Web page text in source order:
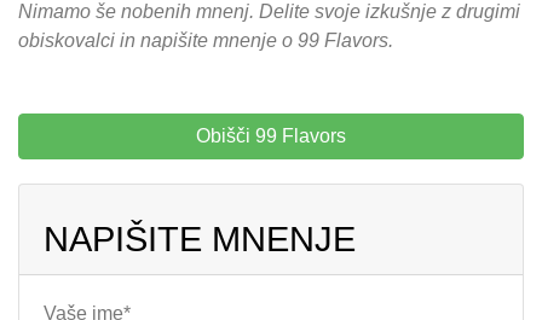
Nimamo še nobenih mnenj. Delite svoje izkušnje z drugimi
obiskovalci in napišite mnenje o 99 Flavors.
Obišči 99 Flavors
NAPIŠITE MNENJE
Vaše ime*